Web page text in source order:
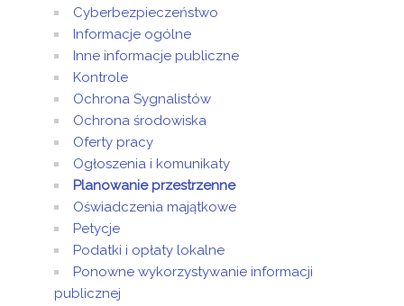
Cyberbezpieczeństwo
Informacje ogólne
Inne informacje publiczne
Kontrole
Ochrona Sygnalistów
Ochrona środowiska
Oferty pracy
Ogłoszenia i komunikaty
Planowanie przestrzenne
Oświadczenia majątkowe
Petycje
Podatki i opłaty lokalne
Ponowne wykorzystywanie informacji
publicznej